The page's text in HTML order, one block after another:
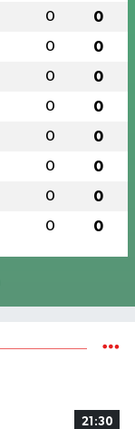
0 0
0 0
0 0
0 0
0 0
0 0
0 0
0 0
21:30